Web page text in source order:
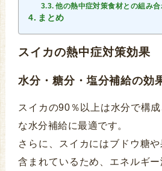
他の熱中症対策食材との組み合
まとめ
スイカの熱中症対策効果
水分・糖分・塩分補給の効
スイカの90％以上は水分で構
な水分補給に最適です。
さらに、スイカにはブドウ糖
含まれているため、エネルギ